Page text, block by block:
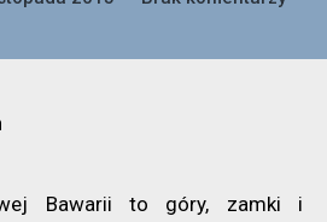
Bawarii to góry, zamki i